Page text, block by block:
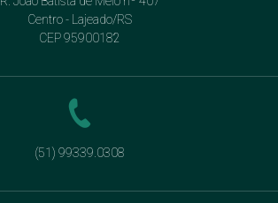
Centro - Lajeado/RS
CEP 95900182
(51) 99339.0308